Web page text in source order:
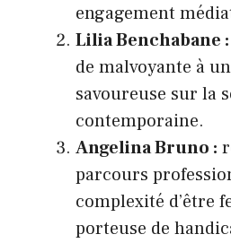
engagement
Lilia Benchabane :
de malvoyante à
savoureuse sur la
contemporaine.
Angelina Bruno :
parcours
complexité d’être
porteuse de